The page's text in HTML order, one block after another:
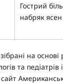
Гострий
набряк ясен
на
та педіатрів